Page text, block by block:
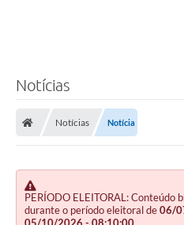
Notícias
Notícias Notícia
PERÍODO ELEITORAL: Conteúdo
durante o período eleitoral de06/